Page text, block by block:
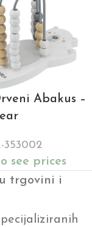
Abakus –
353002
see prices
trgovini i